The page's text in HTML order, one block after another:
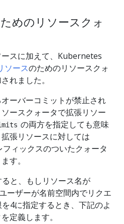
めのリソースクォ
スに加えて、Kubernetes
ソースのためのリソースクォ
れました。
ーバーコミットが禁止され
ースクォータで拡張リソー
の両方を指定しても意味
張リソースに対しては
フィックスのついたクォータ
す。
と、もしリソース名が
ーザーが名前空間内でリクエ
4に指定するとき、下記のよ
定義します。